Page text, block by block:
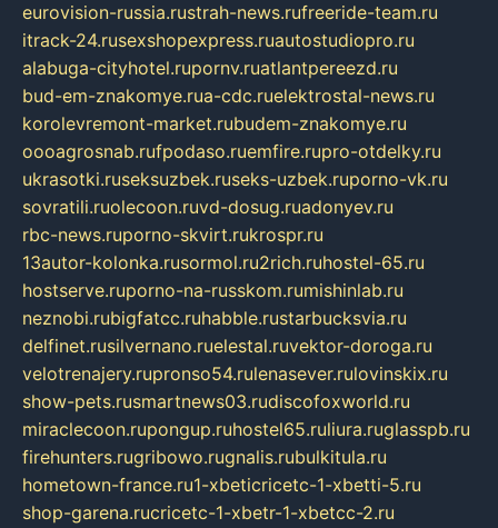
eurovision-russia.rustrah-news.rufreeride-team.ru
itrack-24.rusexshopexpress.ruautostudiopro.ru
alabuga-cityhotel.rupornv.ruatlantpereezd.ru
bud-em-znakomye.rua-cdc.ruelektrostal-news.ru
korolevremont-market.rubudem-znakomye.ru
oooagrosnab.rufpodaso.ruemfire.rupro-otdelky.ru
ukrasotki.ruseksuzbek.ruseks-uzbek.ruporno-vk.ru
sovratili.ruolecoon.ruvd-dosug.ruadonyev.ru
rbc-news.ruporno-skvirt.rukrospr.ru
13autor-kolonka.rusormol.ru2rich.ruhostel-65.ru
hostserve.ruporno-na-russkom.rumishinlab.ru
neznobi.rubigfatcc.ruhabble.rustarbucksvia.ru
delfinet.rusilvernano.ruelestal.ruvektor-doroga.ru
velotrenajery.rupronso54.rulenasever.rulovinskix.ru
show-pets.rusmartnews03.rudiscofoxworld.ru
miraclecoon.rupongup.ruhostel65.ruliura.ruglasspb.ru
firehunters.rugribowo.rugnalis.rubulkitula.ru
hometown-france.ru1-xbeticricetc-1-xbetti-5.ru
shop-garena.rucricetc-1-xbetr-1-xbetcc-2.ru